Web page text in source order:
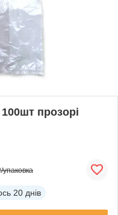
прозорі
упаковка
20 днів